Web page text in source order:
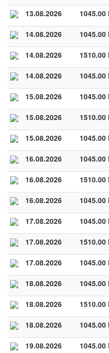
13.08.2026 1045.00
14.08.2026 1045.00
14.08.2026 1510.00
14.08.2026 1045.00
15.08.2026 1045.00
15.08.2026 1510.00
15.08.2026 1045.00
16.08.2026 1045.00
16.08.2026 1510.00
16.08.2026 1045.00
17.08.2026 1045.00
17.08.2026 1510.00
17.08.2026 1045.00
18.08.2026 1045.00
18.08.2026 1510.00
18.08.2026 1045.00
19.08.2026 1045.00